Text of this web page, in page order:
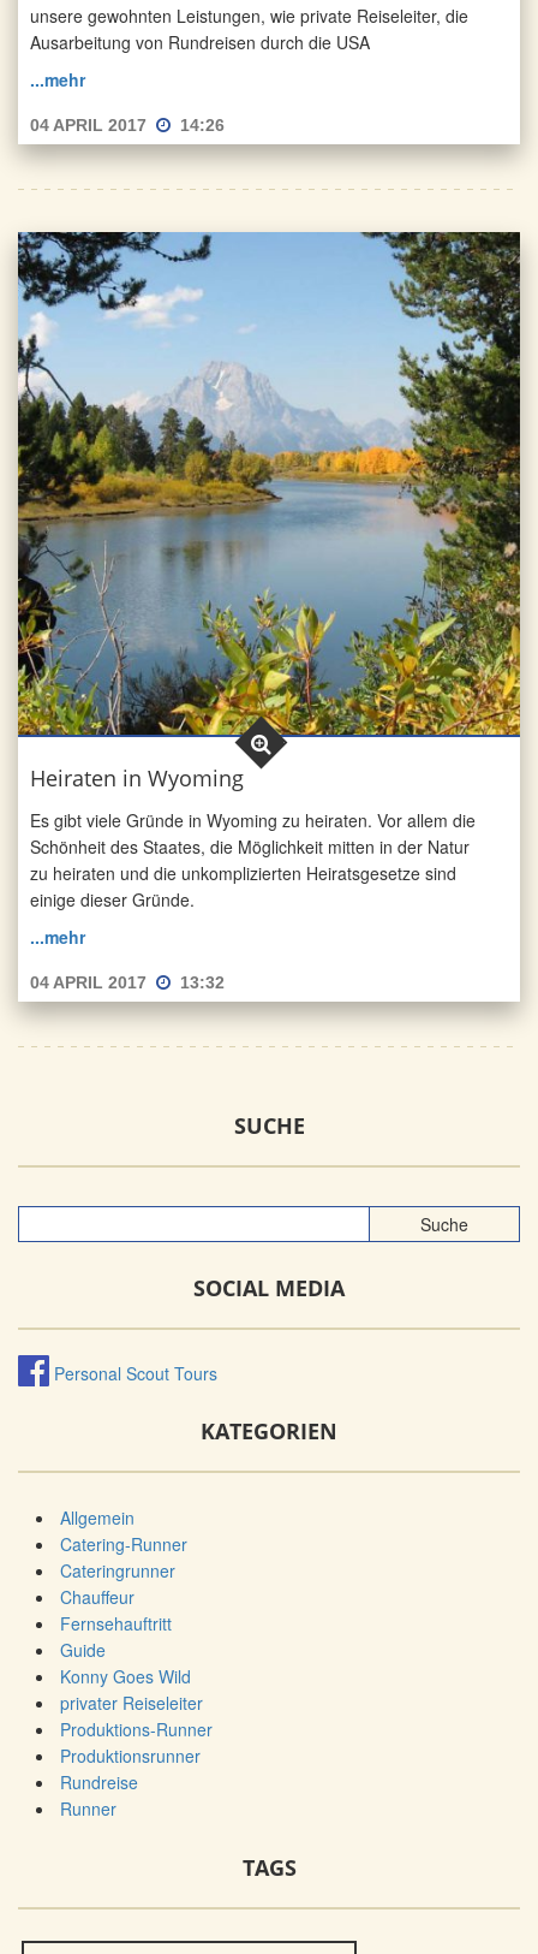
unsere gewohnten Leistungen, wie private Reiseleiter, die
Ausarbeitung von Rundreisen durch die USA
...mehr
04 APRIL 2017 14:26
Heiraten in Wyoming
Es gibt viele Gründe in Wyoming zu heiraten. Vor allem die
Schönheit des Staates, die Möglichkeit mitten in der Natur
zu heiraten und die unkomplizierten Heiratsgesetze sind
einige dieser Gründe.
...mehr
04 APRIL 2017 13:32
SUCHE
SOCIAL MEDIA
Personal Scout Tours
KATEGORIEN
Allgemein
Catering-Runner
Cateringrunner
Chauffeur
Fernsehauftritt
Guide
Konny Goes Wild
privater Reiseleiter
Produktions-Runner
Produktionsrunner
Rundreise
Runner
TAGS